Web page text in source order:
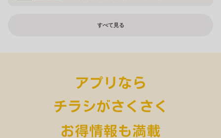
すべて見る